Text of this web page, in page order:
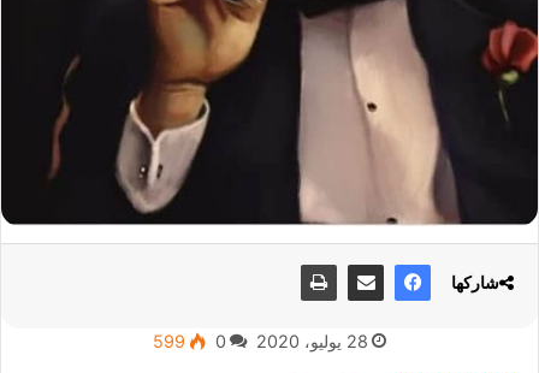
28 يوليو، 2020 0
599
شاركها